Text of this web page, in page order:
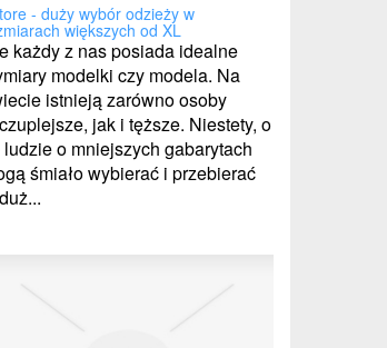
- duży wybór odzieży w
większych od XL
każdy z nas posiada idealne
modelki czy modela. Na
istnieją zarówno osoby
jak i tęższe. Niestety, o
ludzie o mniejszych gabarytach
śmiało wybierać i przebierać